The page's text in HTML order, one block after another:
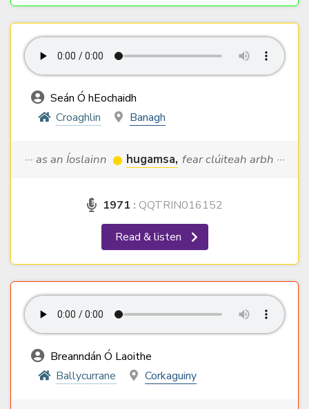
Seán Ó hEochaidh
Croaghlin
Banagh
··· as an Íoslainn hugamsa, fear clúiteah arbh ···
1971 : QQTRIN016152
Read & listen
Breanndán Ó Laoithe
Ballycurrane
Corkaguiny